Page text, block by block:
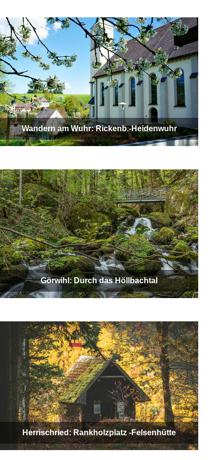
Wandern am Wuhr: Rickenb.-Heidenwuhr
Görwihl: Durch das Höllbachtal
Herrischried: Rankholzplatz -Felsenhütte